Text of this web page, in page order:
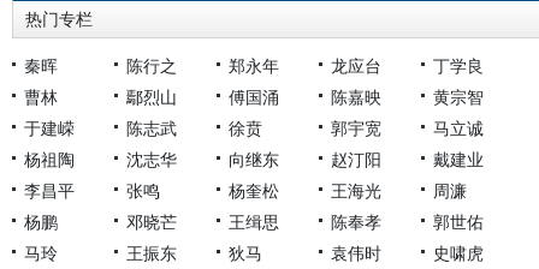
热门专栏
秦晖 陈行之 郑永年 龙应台
丁学良
曹林
鄢烈山 傅国涌 陈嘉映
黄宗智
于建嵘
陈志武 徐贲 郭宇宽
马立诚
杨祖陶
沈志华 向继东 赵汀阳
戴建业
李昌平
张鸣 杨奎松 王海光
周濂
杨鹏
邓晓芒 王缉思 陈奉孝
郭世佑
马玲
王振东 狄马 袁伟时 史啸虎